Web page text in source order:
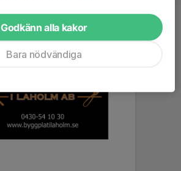
Godkänn alla kakor
Bara nödvändiga